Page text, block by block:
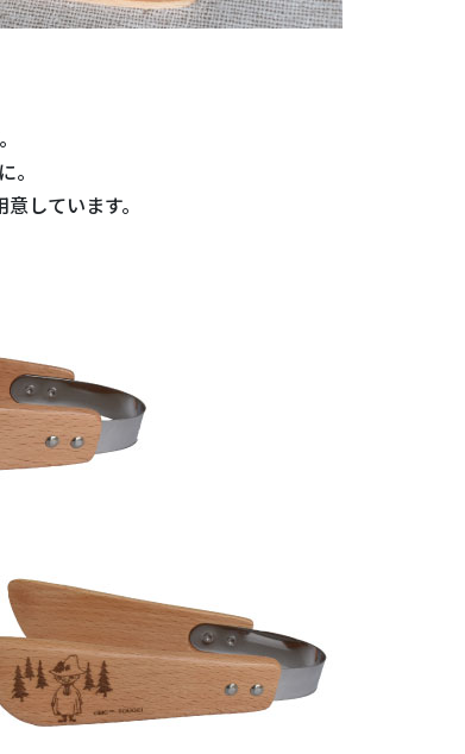
。
しています。